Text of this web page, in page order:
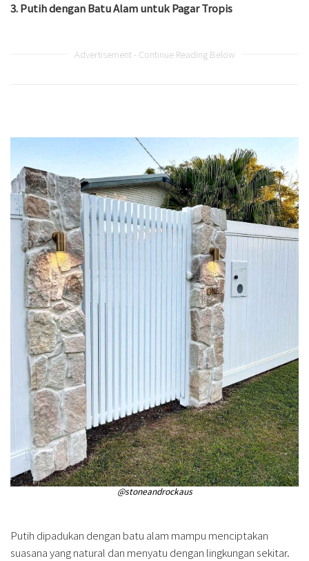
3. Putih dengan Batu Alam untuk Pagar Tropis
Advertisement - Continue Reading Below
@stoneandrockaus
Putih dipadukan dengan batu alam mampu menciptakan
suasana yang natural dan menyatu dengan lingkungan sekitar.